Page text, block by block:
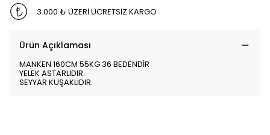
3.000 ₺ ÜZERİ ÜCRETSİZ KARGO
Ürün Açıklaması
MANKEN 160CM 55KG 36 BEDENDİR
YELEK ASTARLIDIR.
SEYYAR KUŞAKLIDIR.